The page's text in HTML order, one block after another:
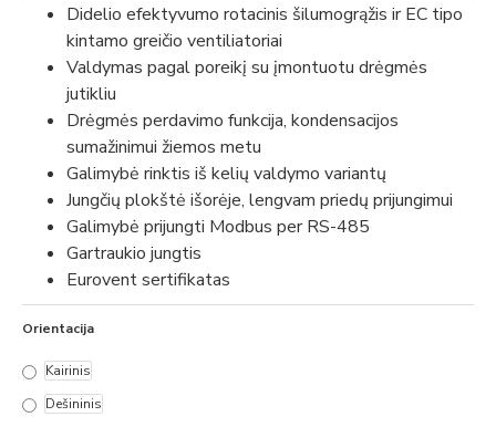
Didelio efektyvumo rotacinis šilumogrąžis ir EC tipo
kintamo greičio ventiliatoriai
Valdymas pagal poreikį su įmontuotu drėgmės
jutikliu
Drėgmės perdavimo funkcija, kondensacijos
sumažinimui žiemos metu
Galimybė rinktis iš kelių valdymo variantų
Jungčių plokštė išorėje, lengvam priedų prijungimui
Galimybė prijungti Modbus per RS-485
Gartraukio jungtis
Eurovent sertifikatas
Orientacija
Kairinis
Dešininis